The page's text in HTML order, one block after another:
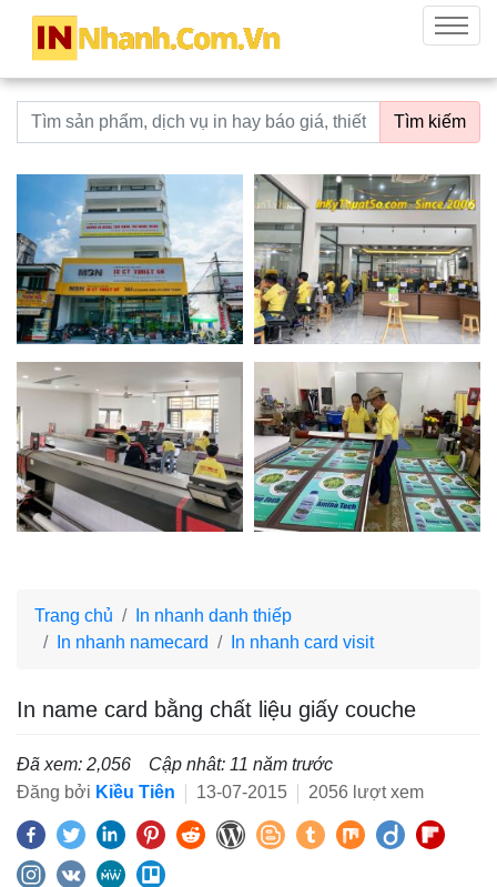
innhanh.com.vn
Menu
Từ khoá tìm kiếm Tìm kiếm
Trang chủ
In nhanh danh thiếp
In nhanh namecard
In nhanh card visit
In name card bằng chất liệu giấy couche
Đã xem: 2,056
Cập nhât: 11 năm trước
Đăng bởi Kiều Tiên 13-07-2015 2056 lượt xem